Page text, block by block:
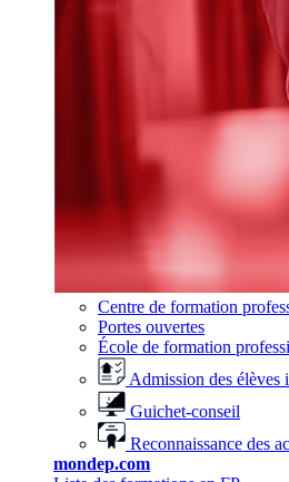
Centre de formation
Portes ouvertes
École de formation
Admission des élèves
Guichet-conseil
Reconnaissance des
mondep.com